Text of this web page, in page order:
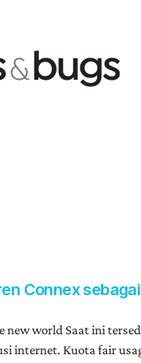
Connex
new world Saat ini
internet. Kuota fair